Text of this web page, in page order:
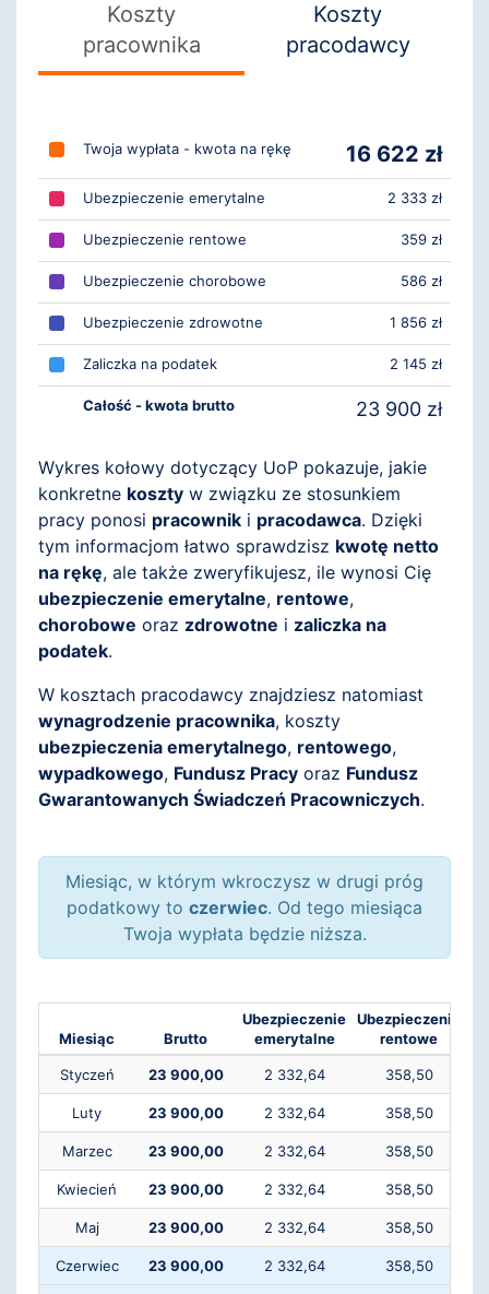
Koszty
pracownika
Koszty
pracodawcy
Twoja wypłata - kwota na rękę 16 622 zł
Ubezpieczenie emerytalne 2 333 zł
Ubezpieczenie rentowe 359 zł
Ubezpieczenie chorobowe 586 zł
Ubezpieczenie zdrowotne 1 856 zł
Zaliczka na podatek 2 145 zł
Całość - kwota brutto 23 900 zł
Wykres kołowy dotyczący UoP pokazuje, jakie
konkretne koszty w związku ze stosunkiem
pracy ponosi pracownik i pracodawca. Dzięki
tym informacjom łatwo sprawdzisz kwotę netto
na rękę, ale także zweryfikujesz, ile wynosi Cię
ubezpieczenie emerytalne, rentowe,
chorobowe oraz zdrowotne i zaliczka na
podatek.
W kosztach pracodawcy znajdziesz natomiast
wynagrodzenie pracownika, koszty
ubezpieczenia emerytalnego, rentowego,
wypadkowego, Fundusz Pracy oraz Fundusz
Gwarantowanych Świadczeń Pracowniczych.
Miesiąc, w którym wkroczysz w drugi próg
podatkowy to czerwiec. Od tego miesiąca
Twoja wypłata będzie niższa.
Miesiąc Brutto
Ubezpieczenie
emerytalne
Ubezpieczenie
rentowe
Styczeń 23 900,00 2 332,64 358,50
Luty 23 900,00 2 332,64 358,50
Marzec 23 900,00 2 332,64 358,50
Kwiecień 23 900,00 2 332,64 358,50
Maj 23 900,00 2 332,64 358,50
Czerwiec 23 900,00 2 332,64 358,50